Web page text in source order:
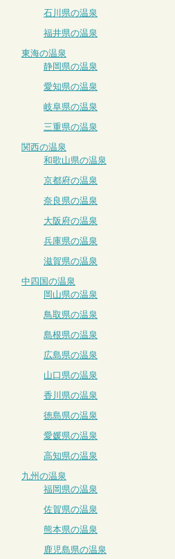
石川県の温泉
福井県の温泉
東海の温泉
静岡県の温泉
愛知県の温泉
岐阜県の温泉
三重県の温泉
関西の温泉
和歌山県の温泉
京都府の温泉
奈良県の温泉
大阪府の温泉
兵庫県の温泉
滋賀県の温泉
中四国の温泉
岡山県の温泉
鳥取県の温泉
島根県の温泉
広島県の温泉
山口県の温泉
香川県の温泉
徳島県の温泉
愛媛県の温泉
高知県の温泉
九州の温泉
福岡県の温泉
佐賀県の温泉
熊本県の温泉
鹿児島県の温泉